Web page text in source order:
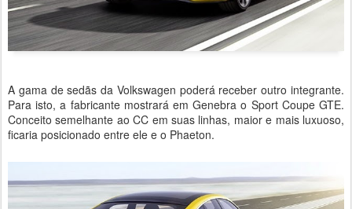
A gama de sedãs da Volkswagen poderá receber outro integrante.
Para isto, a fabricante mostrará em Genebra o Sport Coupe GTE.
Conceito semelhante ao CC em suas linhas, maior e mais luxuoso,
ficaria posicionado entre ele e o Phaeton.